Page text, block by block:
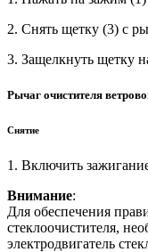
2. Снять щетку (3) с
3. Защелкнуть щетку
Рычаг очистителя
Снятие
1. Включить
Внимание:
Для обеспечения
стеклоочистителя,
электродвигатель